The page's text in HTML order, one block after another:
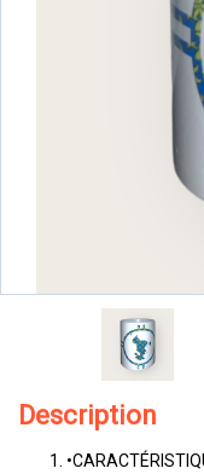
Description